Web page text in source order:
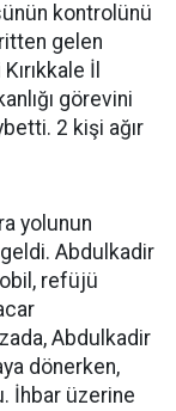
kontrolünü
gelen
İl
görevini
2 kişi ağır
yolunun
Abdulkadir
refüjü
Abdulkadir
dönerken,
İhbar üzerine